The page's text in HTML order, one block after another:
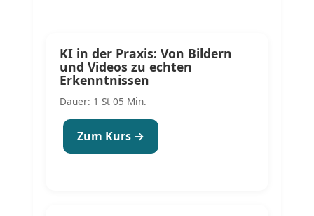
KI in der Praxis: Von Bildern
und Videos zu echten
Erkenntnissen
Dauer: 1 St 05 Min.
Zum Kurs →